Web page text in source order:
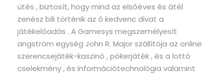
ütés , biztosít, hogy mind az elsőéves és átél
zenész bili történik az ő kedvenc divat a
játékelőadás . A Gamesys megszemélyesít
angström egység John R. Major szállítója az online
szerencsejáték-kaszinó , pókerjáték , és a lottó
cselekmény , és információtechnológia valamint